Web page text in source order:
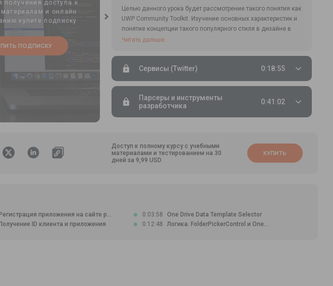
получения доступа к
и онлайн
купите подписку
ПОДПИСКУ
Целью данного урока будет рассмотрение такого понятия как
UWP Community Toolkit. Изучение основных характеристик и
понятие концепции такого популярного стиля в дизайне в
среде платформ Microsoft - Windows 10.
Читать дальше...
Сервисы (Twitter) 0:18:55
Парсеры и инструменты
разработчика
0:41:02
Доступ к полному курсу с учебными
материалами и тестированием на 30
дней за 9,99 USD
КУПИТЬ
Регистрация приложения на сайте р... 0:03:58
One Drive Data Template Selector
Получение ID клиента и приложения 0:12:48 Логика. FolderPickerControl и One...